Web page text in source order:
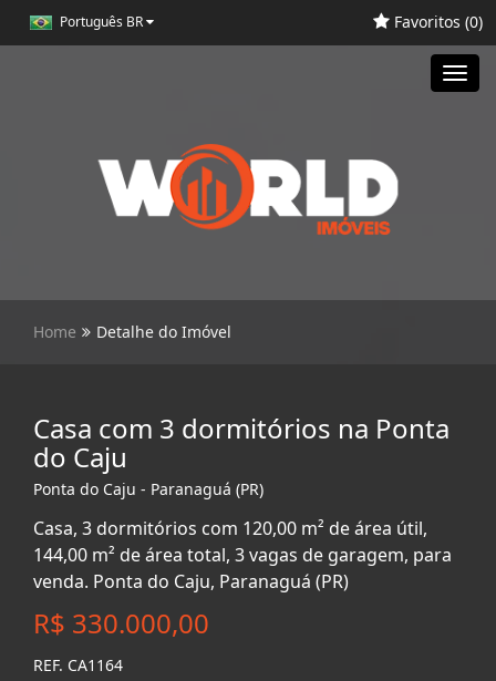
Português BR Favoritos (0)
Home Detalhe do Imóvel
Casa com 3 dormitórios na Ponta
do Caju
Ponta do Caju - Paranaguá (PR)
Casa, 3 dormitórios com 120,00 m² de área útil,
144,00 m² de área total, 3 vagas de garagem, para
venda. Ponta do Caju, Paranaguá (PR)
R$ 330.000,00
REF. CA1164